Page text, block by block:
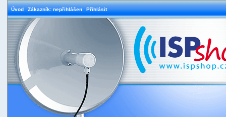
Úvod Zákazník: nepřihlášen Přihlásit